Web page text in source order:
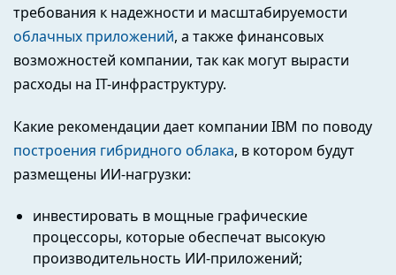
требования к надежности и масштабируемости
облачных приложений, а также финансовых
возможностей компании, так как могут вырасти
расходы на IT-инфраструктуру.
Какие рекомендации дает компании IBM по поводу
построения гибридного облака, в котором будут
размещены ИИ-нагрузки:
инвестировать в мощные графические
процессоры, которые обеспечат высокую
производительность ИИ-приложений;